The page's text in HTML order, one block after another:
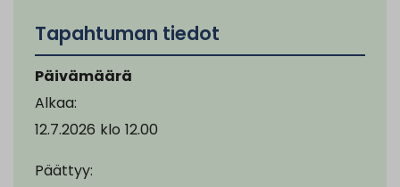
Tapahtuman tiedot
Päivämäärä
Alkaa:
12.7.2026 klo 12.00
Päättyy: